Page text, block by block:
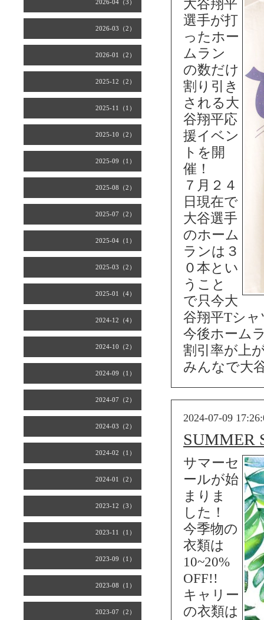
2026-04（3）
2026-03（2）
2026-01（2）
2025-12（2）
2025-11（1）
2025-10（2）
2025-09（1）
2025-08（2）
2025-07（2）
2025-04（1）
2025-03（2）
2025-01（4）
2024-12（4）
2024-10（2）
2024-09（1）
2024-07（2）
2024-03（2）
2024-02（1）
2024-01（2）
2023-12（3）
2023-11（1）
2023-09（1）
2023-08（1）
2023-07（2）
大谷翔平
選手が打
ったホー
ムラン
の数だけ
割り引き
される大
谷翔平応
援イベン
トを開
催！
７月２４
日現在で
大谷選手
のホーム
ランは３
０本とい
うこと
で只今大
谷翔平Tシ
今後ホーム
割引率が上
みんなで大
2024-07-09
SUMMER
サマーセ
ールが始
まりま
した！
今季物の
衣類は
10~20%
OFF!!
キャリー
の衣類は